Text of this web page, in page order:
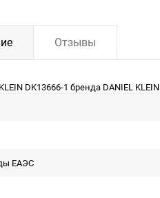
Отзывы
DK13666-1 бренда DANIEL KLEIN
ЕАЭС